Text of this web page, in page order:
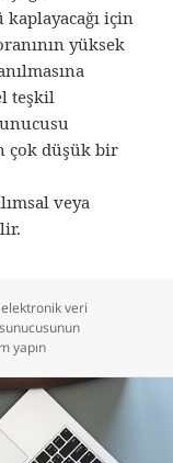
için
yüksek
teşkil
çok düşük bir
veya
Etiketler
elektronik veri
Veri Değişimi (EVD)
yapın